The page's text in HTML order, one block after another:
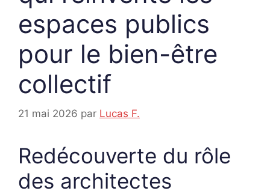
espaces publics
pour le bien-être
collectif
21 mai 2026 par Lucas F.
Redécouverte du rôle
des architectes